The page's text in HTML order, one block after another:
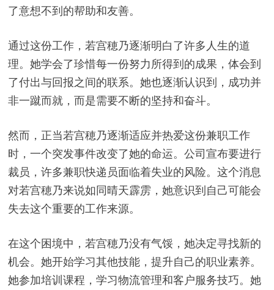
了意想不到的帮助和友善。
通过这份工作，若宫穂乃逐渐明白了许多人生的道
理。她学会了珍惜每一份努力所得到的成果，体会到
了付出与回报之间的联系。她也逐渐认识到，成功并
非一蹴而就，而是需要不断的坚持和奋斗。
然而，正当若宫穂乃逐渐适应并热爱这份兼职工作
时，一个突发事件改变了她的命运。公司宣布要进行
裁员，许多兼职快递员面临着失业的风险。这个消息
对若宫穂乃来说如同晴天霹雳，她意识到自己可能会
失去这个重要的工作来源。
在这个困境中，若宫穂乃没有气馁，她决定寻找新的
机会。她开始学习其他技能，提升自己的职业素养。
她参加培训课程，学习物流管理和客户服务技巧。她